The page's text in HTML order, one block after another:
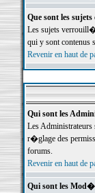
Que sont les
Les sujets
qui y sont contenus
Revenir en haut de
Qui sont les
Les
r�glage des
forums.
Revenir en haut de
Qui sont les